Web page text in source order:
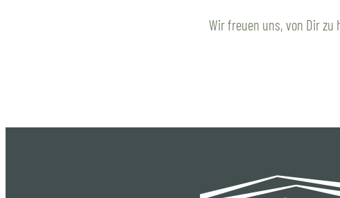
Wir freuen uns, von Dir zu